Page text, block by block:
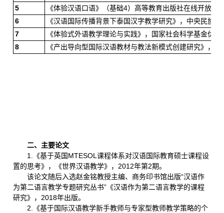
5
《体验汉语口语》（基础4）高等教育出版社在线开放课
6
《汉语国际传播背景下泰国汉字教学研究》，中央民族
7
《体验式外语教学理论与实践》，国家社会科学基金优秀
8
《产出导向型国际汉语教材与教法新模式创建研究》，
二、主要论文
1.《基于英国MTESOL课程体系对汉语国际教育硕士课程设
置的思考》，《世界汉语教学》，2012年第2期。
该论文随后入选赵金铭教授主编、商务印书馆出版“汉语作
为第二语言教学专题研究丛书”《汉语作为第二语言教学的课程
研究》，2018年出版。
2.《基于国际汉语教学新手教师与专家型教师教学策略的个